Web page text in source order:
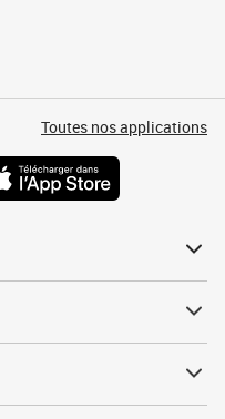
Toutes nos applications